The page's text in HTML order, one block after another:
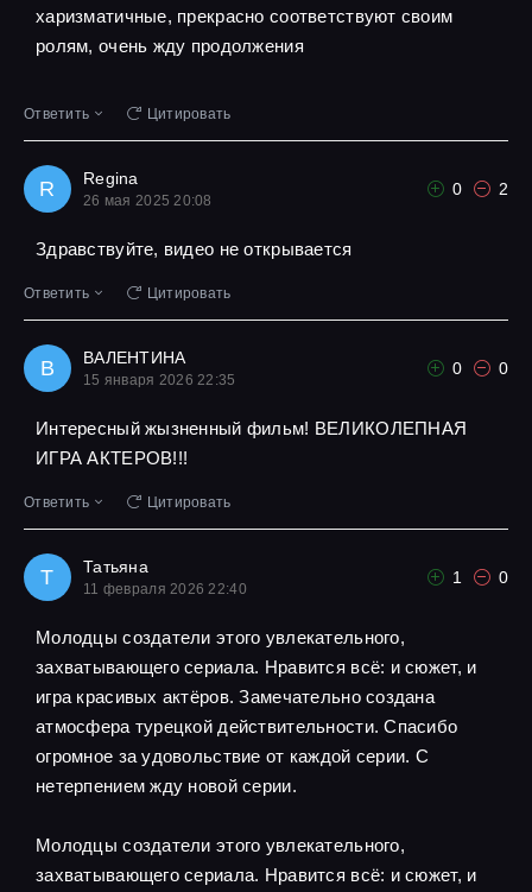
харизматичные, прекрасно соответствуют своим
ролям, очень жду продолжения
Ответить Цитировать
R Regina
26 мая 2025 20:08
0 2
Здравствуйте, видео не открывается
Ответить Цитировать
В ВАЛЕНТИНА
15 января 2026 22:35
0 0
Интересный жызненный фильм! ВЕЛИКОЛЕПНАЯ
ИГРА АКТЕРОВ!!!
Ответить Цитировать
Т Татьяна
11 февраля 2026 22:40
1 0
Молодцы создатели этого увлекательного,
захватывающего сериала. Нравится всё: и сюжет, и
игра красивых актёров. Замечательно создана
атмосфера турецкой действительности. Спасибо
огромное за удовольствие от каждой серии. С
нетерпением жду новой серии.
Молодцы создатели этого увлекательного,
захватывающего сериала. Нравится всё: и сюжет, и